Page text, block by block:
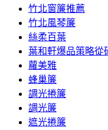
竹北窗簾推薦
竹北風琴簾
絲柔百葉
葉和軒爆品策略從
蘿美雅
蜂巢簾
調光捲簾
調光簾
遮光捲簾